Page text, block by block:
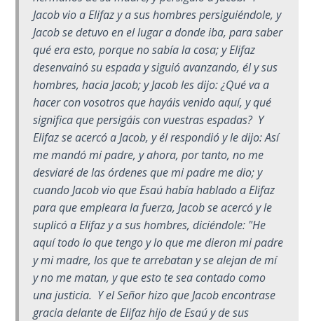
Hosea:
Prophet
of
Mercy -
Book 1
Hosea:
Prophet
of
Mercy -
Book 2
Amos:
Missionary
to Israel
Jonah:
Prophet of
Restoration
Jacob vio a Elifaz y a sus hombres persiguiéndole, y
Jacob se detuvo en el lugar a donde iba, para saber
qué era esto, porque no sabía la cosa; y Elifaz
desenvainó su espada y siguió avanzando, él y sus
hombres, hacia Jacob; y Jacob les dijo: ¿Qué va a
hacer con vosotros que hayáis venido aquí, y qué
significa que persigáis con vuestras espadas? Y
Elifaz se acercó a Jacob, y él respondió y le dijo: Así
me mandó mi padre, y ahora, por tanto, no me
desviaré de las órdenes que mi padre me dio; y
cuando Jacob vio que Esaú había hablado a Elifaz
para que empleara la fuerza, Jacob se acercó y le
suplicó a Elifaz y a sus hombres, diciéndole: "He
aquí todo lo que tengo y lo que me dieron mi padre
y mi madre, los que te arrebatan y se alejan de mí
y no me matan, y que esto te sea contado como
una justicia. Y el Señor hizo que Jacob encontrase
gracia delante de Elifaz hijo de Esaú y de sus